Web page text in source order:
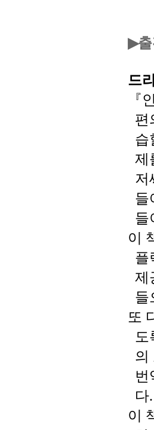
▶
드
『
편
습
제
저
들
들
이
플
제
들
또
도
의
번
다.
이